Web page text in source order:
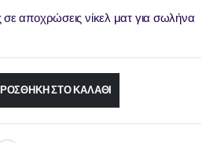
σε αποχρώσεις νίκελ ματ για σωλήνα
ΣΤΟ ΚΑΛΆΘΙ